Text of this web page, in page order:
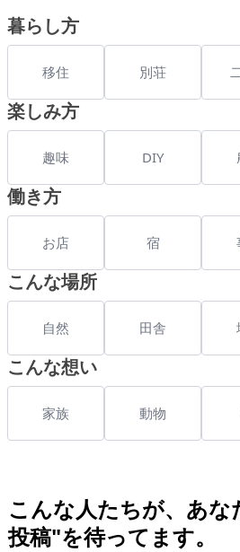
暮らし方
移住 別荘
楽しみ方
趣味 DIY
働き方
お店 宿
こんな場所
自然 田舎
こんな想い
家族 動物
こんな人たちが、あ
投稿"を待ってます。